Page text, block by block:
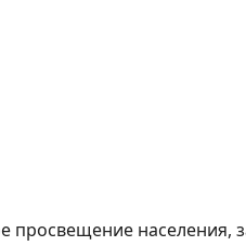
населения,